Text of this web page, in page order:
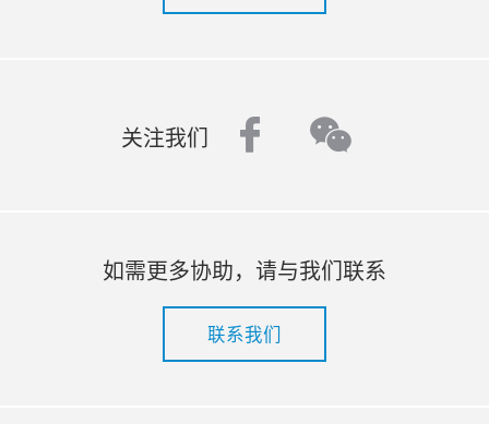
关注我们 facebook
wechat
如需更多协助，请与我们联系
联系我们